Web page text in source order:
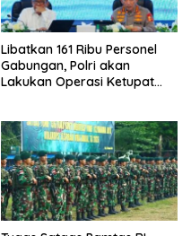
Libatkan 161 Ribu Personel
Gabungan, Polri akan
Lakukan Operasi Ketupat